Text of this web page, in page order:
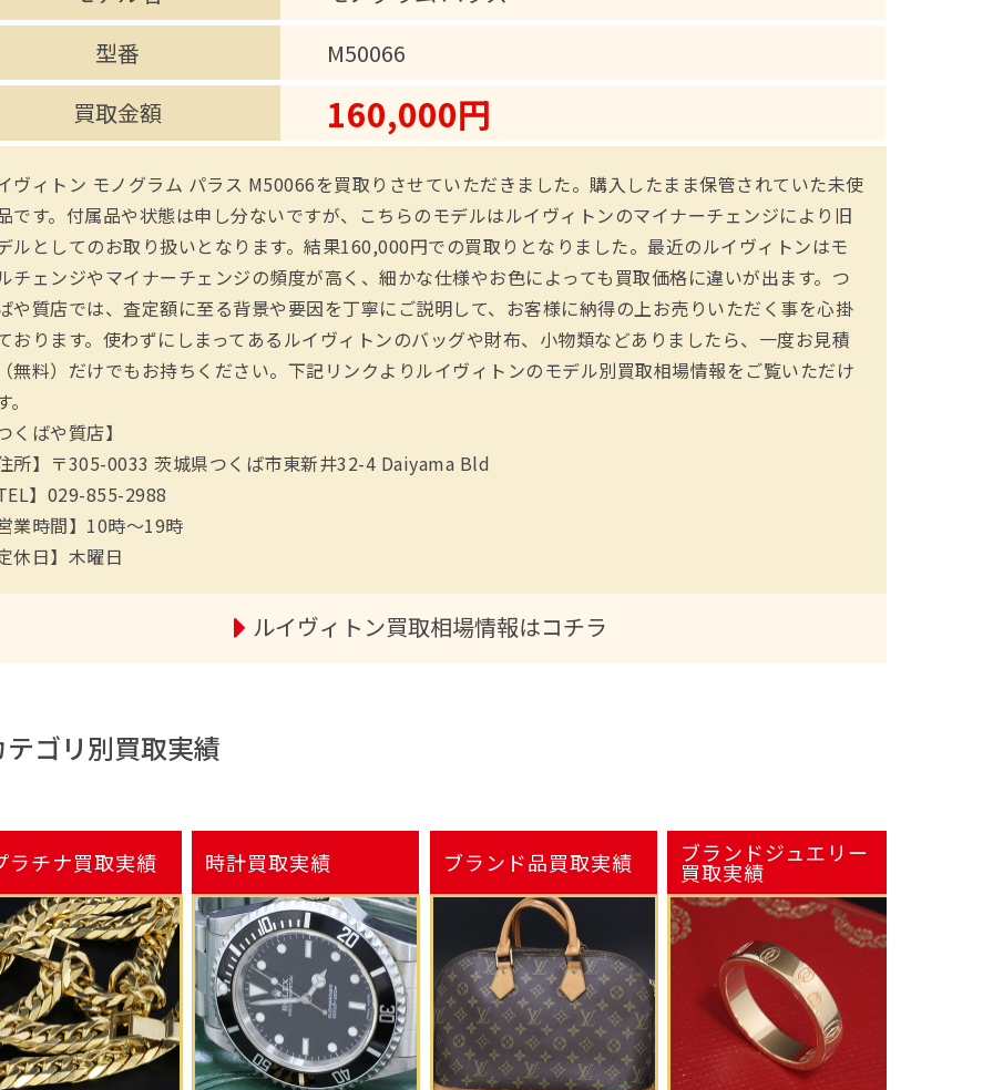
型番
M50066
買取金額
160,000円
ヴィトン モノグラム パラス M50066を買取りさせていただきました。購入したまま保管されていた未使
です。付属品や状態は申し分ないですが、こちらのモデルはルイヴィトンのマイナーチェンジにより旧
ルとしてのお取り扱いとなります。結果160,000円での買取りとなりました。最近のルイヴィトンはモ
チェンジやマイナーチェンジの頻度が高く、細かな仕様やお色によっても買取価格に違いが出ます。つ
や質店では、査定額に至る背景や要因を丁寧にご説明して、お客様に納得の上お売りいただく事を心掛
おります。使わずにしまってあるルイヴィトンのバッグや財布、小物類などありましたら、一度お見積
無料）だけでもお持ちください。下記リンクよりルイヴィトンのモデル別買取相場情報をご覧いただけ
くばや質店】
所】〒305-0033 茨城県つくば市東新井32-4 Daiyama Bld
】029-855-2988
業時間】10時～19時
休日】木曜日
ルイヴィトン買取相場情報はコチラ
テゴリ別買取実績
ラチナ買取実績 時計買取実績 ブランド品買取実績 ブランドジュエリー
買取実績